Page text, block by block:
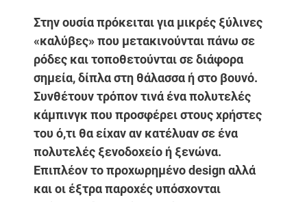
Στην ουσία πρόκειται για μικρές ξύλινες
«καλύβες» που μετακινούνται πάνω σε
ρόδες και τοποθετούνται σε διάφορα
σημεία, δίπλα στη θάλασσα ή στο βουνό.
Συνθέτουν τρόπον τινά ένα πολυτελές
κάμπινγκ που προσφέρει στους χρήστες
του ό,τι θα είχαν αν κατέλυαν σε ένα
πολυτελές ξενοδοχείο ή ξενώνα.
Επιπλέον το προχωρημένο design αλλά
και οι έξτρα παροχές υπόσχονται